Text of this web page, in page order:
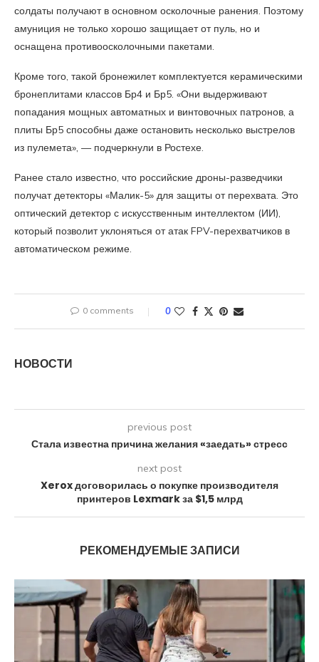
солдаты получают в основном осколочные ранения. Поэтому
амуниция не только хорошо защищает от пуль, но и
оснащена противоосколочными пакетами.
Кроме того, такой бронежилет комплектуется керамическими
бронеплитами классов Бр4 и Бр5. «Они выдерживают
попадания мощных автоматных и винтовочных патронов, а
плиты Бр5 способны даже остановить несколько выстрелов
из пулемета», — подчеркнули в Ростехе.
Ранее стало известно, что российские дроны-разведчики
получат детекторы «Малик-5» для защиты от перехвата. Это
оптический детектор с искусственным интеллектом (ИИ),
который позволит уклоняться от атак FPV-перехватчиков в
автоматическом режиме.
0 comments 0
НОВОСТИ
previous post
Стала известна причина желания «заедать» стресс
next post
Xerox договорилась о покупке производителя
принтеров Lexmark за $1,5 млрд
РЕКОМЕНДУЕМЫЕ ЗАПИСИ